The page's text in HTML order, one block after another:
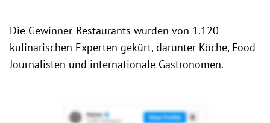
Die Gewinner-Restaurants wurden von 1.120
kulinarischen Experten gekürt, darunter Köche, Food-
Journalisten und internationale Gastronomen.